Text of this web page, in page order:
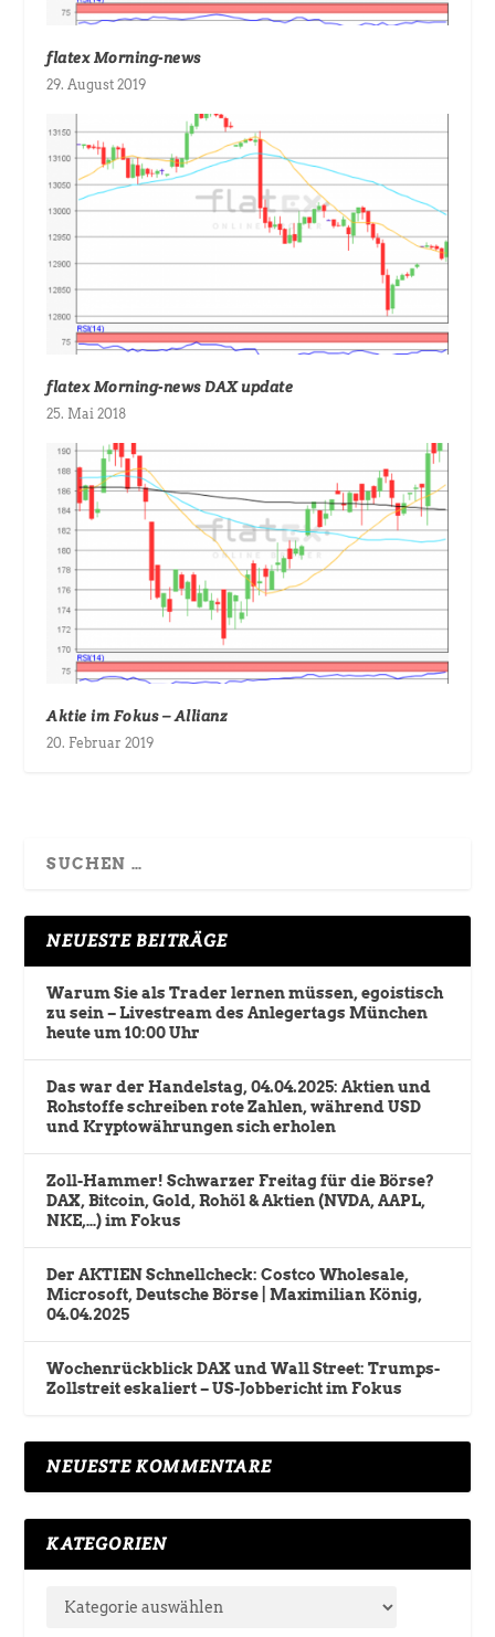
flatex Morning-news
29. August 2019
flatex Morning-news DAX update
25. Mai 2018
Aktie im Fokus – Allianz
20. Februar 2019
NEUESTE BEITRÄGE
Warum Sie als Trader lernen müssen, egoistisch
zu sein – Livestream des Anlegertags München
heute um 10:00 Uhr
Das war der Handelstag, 04.04.2025: Aktien und
Rohstoffe schreiben rote Zahlen, während USD
und Kryptowährungen sich erholen
Zoll-Hammer! Schwarzer Freitag für die Börse?
DAX, Bitcoin, Gold, Rohöl & Aktien (NVDA, AAPL,
NKE,…) im Fokus
Der AKTIEN Schnellcheck: Costco Wholesale,
Microsoft, Deutsche Börse | Maximilian König,
04.04.2025
Wochenrückblick DAX und Wall Street: Trumps-
Zollstreit eskaliert – US-Jobbericht im Fokus
NEUESTE KOMMENTARE
KATEGORIEN